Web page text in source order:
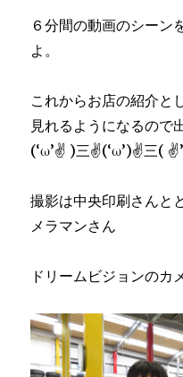
６分間の動画のシーン
よ。
これからお店の紹介と
見れるようになるので
(‘ω’✌ )三✌(‘ω’)✌三(
撮影は中央印刷さんと
メラマンさん
ドリームビジョンのカ